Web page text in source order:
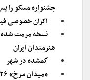
جشنواره مسکو را
اکران خصوصی
نسخه مرمت شده
هنرمندان ایران
گمشده در شهر
«میدان سرخ» ۲۶ شهریور منتشر می‌شود